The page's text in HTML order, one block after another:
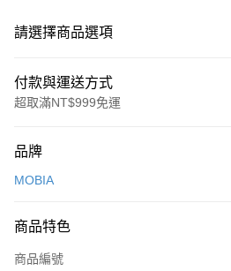
請選擇商品選項
付款與運送方式
超取滿NT$999免運
信用卡一次付款
Apple Pay
街口支付
品牌
MOBIA
商品特色
商品編號